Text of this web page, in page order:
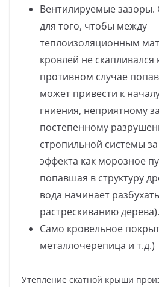
Вентилируемые
для того, чтобы между
теплоизоляционным
кровлей не скапливался
противном случае
может привести к
гниения, неприятному
постепенному
стропильной системы за
эффекта как морозное
попавшая в структуру
вода начинает
растрескиванию дерева).
Само кровельное
металлочерепица и т.д.)
Утепление скатной крыши